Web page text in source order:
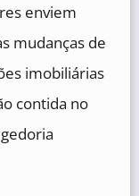
enviem
mudanças de
imobiliárias
contida no